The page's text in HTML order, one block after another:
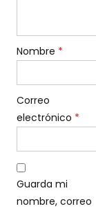
Nombre *
Correo
electrónico *
Guarda mi
nombre, correo